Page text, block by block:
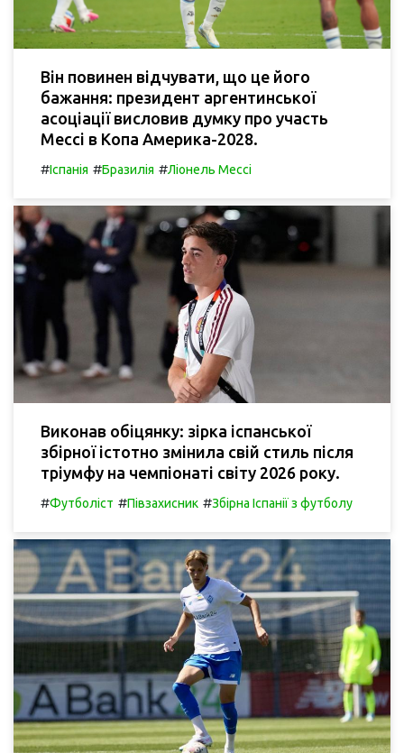
Він повинен відчувати, що це його
бажання: президент аргентинської
асоціації висловив думку про участь
Мессі в Копа Америка-2028.
#Іспанія #Бразилія #Ліонель Мессі
Виконав обіцянку: зірка іспанської
збірної істотно змінила свій стиль після
тріумфу на чемпіонаті світу 2026 року.
#Футболіст #Півзахисник #Збірна Іспанії з футболу